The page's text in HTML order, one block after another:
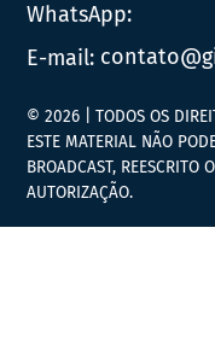
WhatsApp:
E-mail:
© 2026 | TODOS OS
ESTE MATERIAL NÃO
BROADCAST, REESCRITO
AUTORIZAÇÃO.